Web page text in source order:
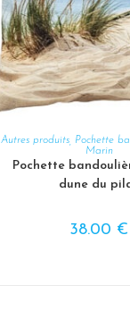
AJOUTER AU
Autres produits, Pochette
Marin
Pochette
dune du
38.00 €